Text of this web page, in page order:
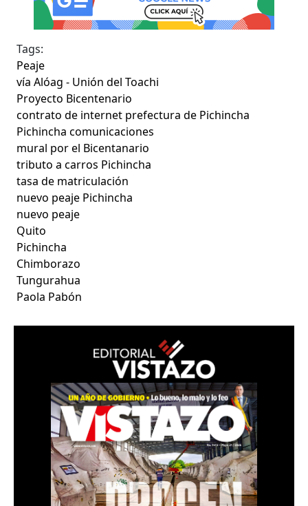
Tags:
Peaje
vía Alóag - Unión del Toachi
Proyecto Bicentenario
contrato de internet prefectura de Pichincha
Pichincha comunicaciones
mural por el Bicentanario
tributo a carros Pichincha
tasa de matriculación
nuevo peaje Pichincha
nuevo peaje
Quito
Pichincha
Chimborazo
Tungurahua
Paola Pabón